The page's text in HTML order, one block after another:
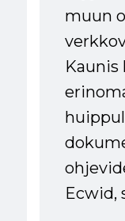
muun
Kaunis
Ecwid,